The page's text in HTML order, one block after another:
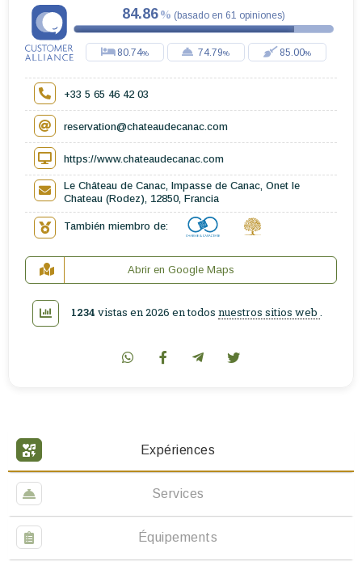
Expériences
Services
Équipements
84.86 (basado en 61 opiniones)
80.74 74.79 85.00
+33 5 65 46 42 03
reservation@chateaudecanac.com
https://www.chateaudecanac.com
Le Château de Canac, Impasse de Canac, Onet le
Chateau (Rodez), 12850, Francia
También miembro de:
Abrir en Google Maps
1234 vistas en 2026 en todos nuestros sitios web